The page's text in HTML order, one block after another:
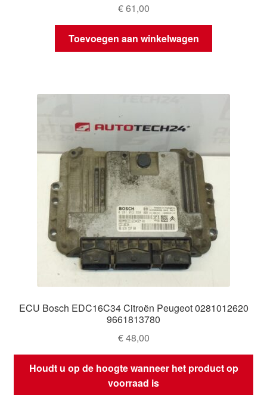
€61,00
Toevoegen aan winkelwagen
ECU Bosch EDC16C34 Citroën Peugeot 0281012620
9661813780
€48,00
Houdt u op de hoogte wanneer het product op
voorraad is